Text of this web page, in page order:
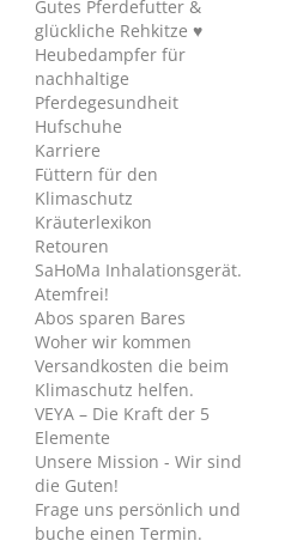
Gutes Pferdefutter &
glückliche Rehkitze ♥
Heubedampfer für
nachhaltige
Pferdegesundheit
Hufschuhe
Karriere
Füttern für den
Klimaschutz
Kräuterlexikon
Retouren
SaHoMa Inhalationsgerät.
Atemfrei!
Abos sparen Bares
Woher wir kommen
Versandkosten die beim
Klimaschutz helfen.
VEYA – Die Kraft der 5
Elemente
Unsere Mission - Wir sind
die Guten!
Frage uns persönlich und
buche einen Termin.